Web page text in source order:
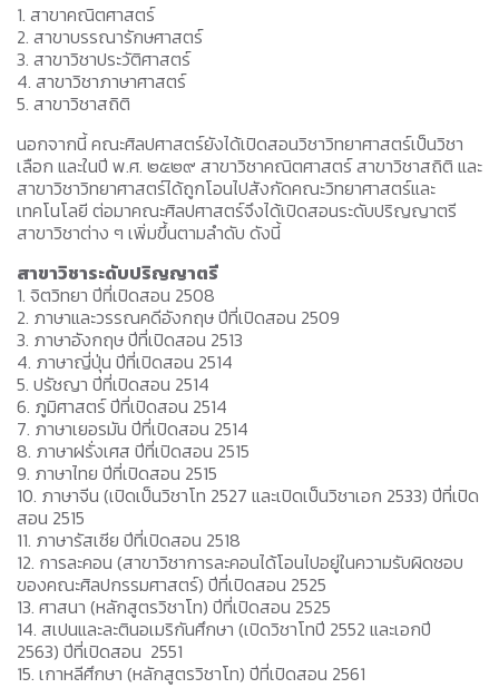
1. สาขาคณิตศาสตร์
2. สาขาบรรณารักษศาสตร์
3. สาขาวิชาประวัติศาสตร์
4. สาขาวิชาภาษาศาสตร์
5. สาขาวิชาสถิติ
นอกจากนี้ คณะศิลปศาสตร์ยังได้เปิดสอนวิชาวิทยาศาสตร์เป็นวิชา
เลือก และในปี พ.ศ. ๒๕๒๙ สาขาวิชาคณิตศาสตร์ สาขาวิชาสถิติ และ
สาขาวิชาวิทยาศาสตร์ได้ถูกโอนไปสังกัดคณะวิทยาศาสตร์และ
เทคโนโลยี ต่อมาคณะศิลปศาสตร์จึงได้เปิดสอนระดับปริญญาตรี
สาขาวิชาต่าง ๆ เพิ่มขึ้นตามลำดับ ดังนี้
สาขาวิชาระดับปริญญาตรี
1. จิตวิทยา ปีที่เปิดสอน 2508
2. ภาษาและวรรณคดีอังกฤษ ปีที่เปิดสอน 2509
3. ภาษาอังกฤษ ปีที่เปิดสอน 2513
4. ภาษาญี่ปุ่น ปีที่เปิดสอน 2514
5. ปรัชญา ปีที่เปิดสอน 2514
6. ภูมิศาสตร์ ปีที่เปิดสอน 2514
7. ภาษาเยอรมัน ปีที่เปิดสอน 2514
8. ภาษาฝรั่งเศส ปีที่เปิดสอน 2515
9. ภาษาไทย ปีที่เปิดสอน 2515
10. ภาษาจีน (เปิดเป็นวิชาโท 2527 และเปิดเป็นวิชาเอก 2533) ปีที่เปิด
สอน 2515
11. ภาษารัสเซีย ปีที่เปิดสอน 2518
12. การละคอน (สาขาวิชาการละคอนได้โอนไปอยู่ในความรับผิดชอบ
ของคณะศิลปกรรมศาสตร์) ปีที่เปิดสอน 2525
13. ศาสนา (หลักสูตรวิชาโท) ปีที่เปิดสอน 2525
14. สเปนและละตินอเมริกันศึกษา (เปิดวิชาโทปี 2552 และเอกปี
2563) ปีที่เปิดสอน 2551
15. เกาหลีศึกษา (หลักสูตรวิชาโท) ปีที่เปิดสอน 2561